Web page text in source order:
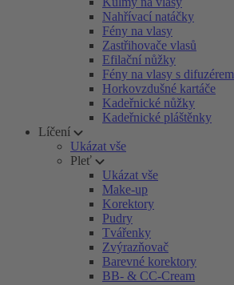
Nahřívací natáčky
Fény na vlasy
Zastřihovače vlasů
Efilační nůžky
Fény na vlasy s difuzérem
Horkovzdušné kartáče
Kadeřnické nůžky
Kadeřnické pláštěnky
Líčení
Ukázat vše
Pleť
Ukázat vše
Make-up
Korektory
Pudry
Tvářenky
Zvýrazňovač
Barevné korektory
BB- & CC-Cream